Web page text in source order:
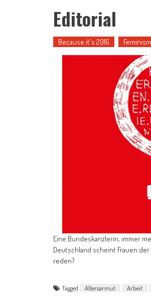
Editorial
Because it's 2016
Eine Bundeskanzlerin, immer
Deutschland scheint Frauen
reden?
Tagged Altersarmut Arbeit